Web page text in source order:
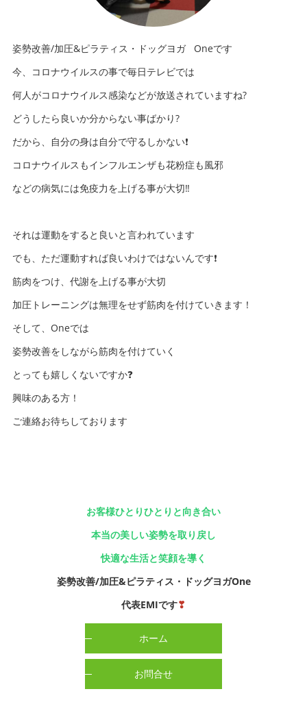
姿勢改善/加圧&ピラティス・ドッグヨガ Oneです
今、コロナウイルスの事で毎日テレビでは
何人がコロナウイルス感染などが放送されていますね?
どうしたら良いか分からない事ばかり?
だから、自分の身は自分で守るしかない❗️
コロナウイルスもインフルエンザも花粉症も風邪
などの病気には免疫力を上げる事が大切‼️
それは運動をすると良いと言われています
でも、ただ運動すれば良いわけではないんです❗️
筋肉をつけ、代謝を上げる事が大切
加圧トレーニングは無理をせず筋肉を付けていきます！
そして、Oneでは
姿勢改善をしながら筋肉を付けていく
とっても嬉しくないですか❓
興味のある方！
ご連絡お待ちしております
お客様ひとりひとりと向き合い
本当の美しい姿勢を取り戻し
快適な生活と笑顔を導く
姿勢改善/加圧&ピラティス・ドッグヨガOne
代表EMIです❣
ホーム
お問合せ